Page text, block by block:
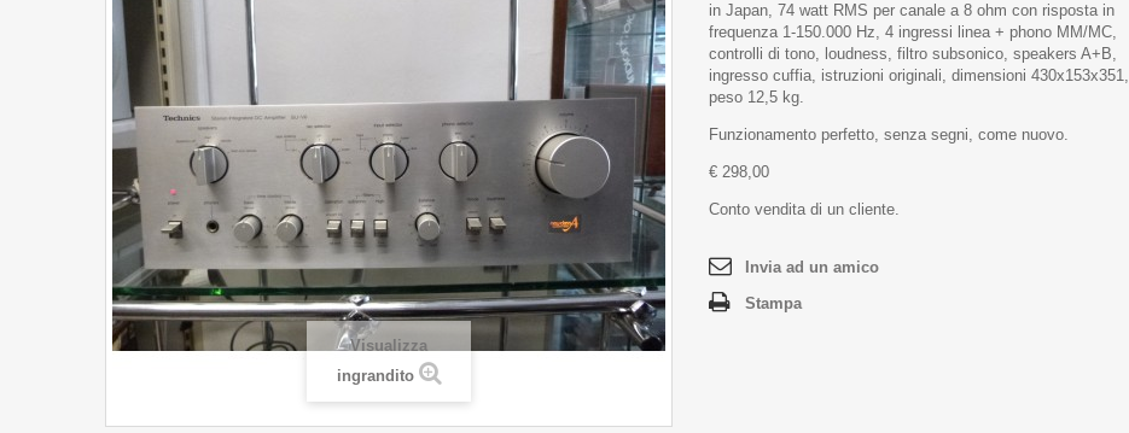
Visualizza
ingrandito
in Japan, 74 watt RMS per canale a 8 ohm con risposta in
frequenza 1-150.000 Hz, 4 ingressi linea + phono MM/MC,
controlli di tono, loudness, filtro subsonico, speakers A+B,
ingresso cuffia, istruzioni originali, dimensioni 430x153x351,
peso 12,5 kg.
Funzionamento perfetto, senza segni, come nuovo.
€ 298,00
Conto vendita di un cliente.
Invia ad un amico
Stampa